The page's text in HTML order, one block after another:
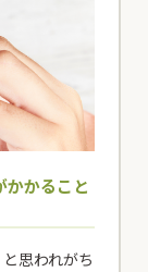
かかること
思われがち